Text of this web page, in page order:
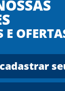
E